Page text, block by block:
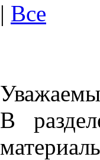
| Все
В